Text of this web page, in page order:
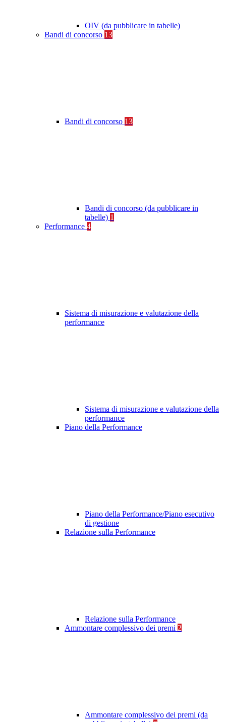
OIV (da pubblicare in tabelle)
Bandi di concorso 13
Bandi di concorso 13
Bandi di concorso (da pubblicare in
tabelle) 1
Performance 4
Sistema di misurazione e valutazione della
performance
Sistema di misurazione e valutazione della
performance
Piano della Performance
Piano della Performance/Piano esecutivo
di gestione
Relazione sulla Performance
Relazione sulla Performance
Ammontare complessivo dei premi 2
Ammontare complessivo dei premi (da